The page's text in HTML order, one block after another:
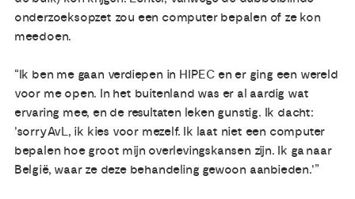
onderzoeksopzet zou een computer bepalen of ze kon
meedoen.
“Ik ben me gaan verdiepen in HIPEC en er ging een wereld
voor me open. In het buitenland was er al aardig wat
ervaring mee, en de resultaten leken gunstig. Ik dacht:
'sorry AvL, ik kies voor mezelf. Ik laat niet een computer
bepalen hoe groot mijn overlevingskansen zijn. Ik ga naar
België, waar ze deze behandeling gewoon aanbieden.'”